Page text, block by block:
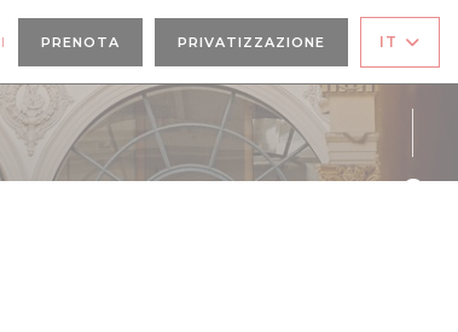
FINESTRA))
PRENOTA PRIVATIZZAZIONE IT